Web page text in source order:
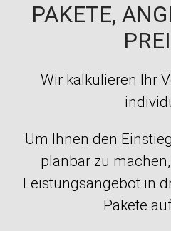
PAKETE,
Wir kalkulieren Ihr
Um Ihnen den
planbar zu
Leistungsangebot in
Pakete